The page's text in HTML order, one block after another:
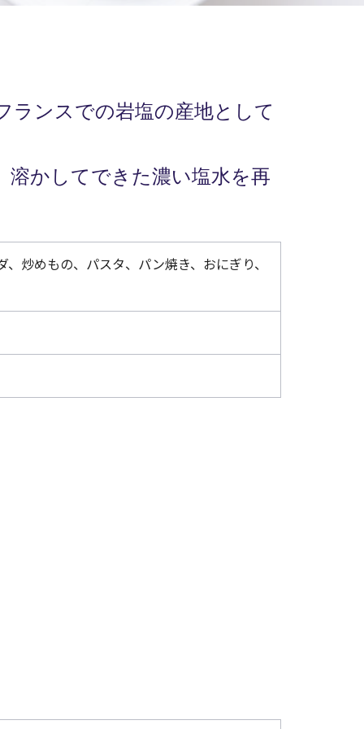
ランスでの岩塩の産地として
溶かしてできた濃い塩水を再
炒めもの、パスタ、パン焼き、おにぎり、